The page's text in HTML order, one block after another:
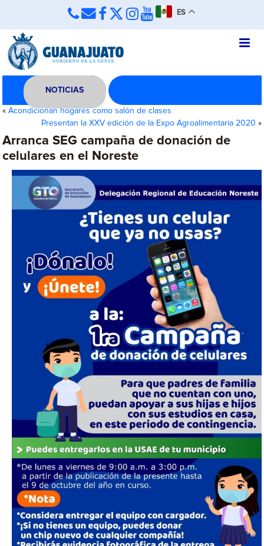
ES
NOTICIAS
«Acondicionan hogares como salón de clases
Presentan la XXV edición de la Expo Agroalimentaria 2020 »
Arranca SEG campaña de donación de
celulares en el Noreste